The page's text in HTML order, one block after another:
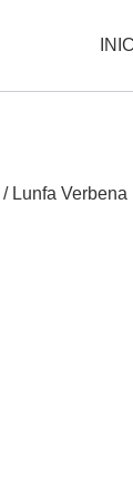
/ Lunfa Verbena